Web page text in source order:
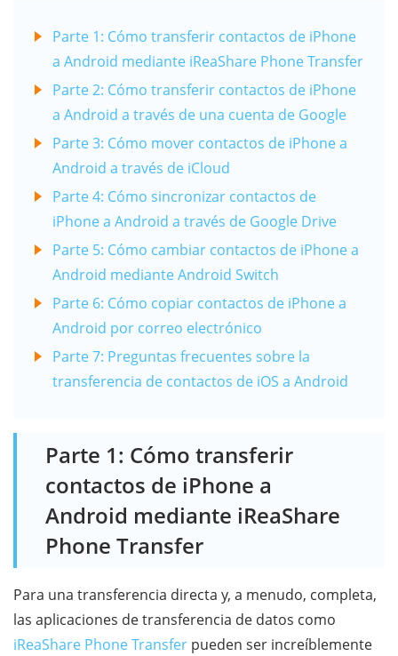
Parte 1: Cómo transferir contactos de iPhone
a Android mediante iReaShare Phone Transfer
Parte 2: Cómo transferir contactos de iPhone
a Android a través de una cuenta de Google
Parte 3: Cómo mover contactos de iPhone a
Android a través de iCloud
Parte 4: Cómo sincronizar contactos de
iPhone a Android a través de Google Drive
Parte 5: Cómo cambiar contactos de iPhone a
Android mediante Android Switch
Parte 6: Cómo copiar contactos de iPhone a
Android por correo electrónico
Parte 7: Preguntas frecuentes sobre la
transferencia de contactos de iOS a Android
Parte 1: Cómo transferir
contactos de iPhone a
Android mediante iReaShare
Phone Transfer
Para una transferencia directa y, a menudo, completa,
las aplicaciones de transferencia de datos como
iReaShare Phone Transfer pueden ser increíblemente